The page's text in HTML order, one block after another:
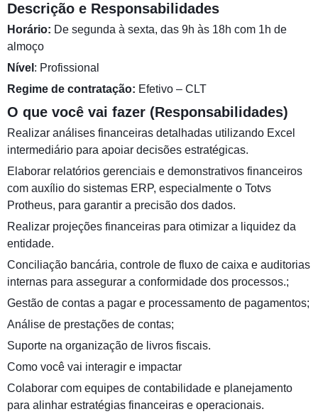
Descrição e Responsabilidades
Horário: De segunda à sexta, das 9h às 18h com 1h de
almoço
Nível : Profissional
Regime de contratação: Efetivo – CLT
O que você vai fazer (Responsabilidades)
Realizar análises financeiras detalhadas utilizando Excel
intermediário para apoiar decisões estratégicas.
Elaborar relatórios gerenciais e demonstrativos financeiros
com auxílio do sistemas ERP, especialmente o Totvs
Protheus, para garantir a precisão dos dados.
Realizar projeções financeiras para otimizar a liquidez da
entidade.
Conciliação bancária, controle de fluxo de caixa e auditorias
internas para assegurar a conformidade dos processos.;
Gestão de contas a pagar e processamento de pagamentos;
Análise de prestações de contas;
Suporte na organização de livros fiscais.
Como você vai interagir e impactar
Colaborar com equipes de contabilidade e planejamento
para alinhar estratégias financeiras e operacionais.